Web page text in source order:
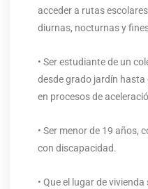
acceder a rutas
diurnas, nocturnas y
• Ser estudiante de un
desde grado jardín hasta
en procesos de
• Ser menor de 19 años,
con discapacidad.
• Que el lugar de